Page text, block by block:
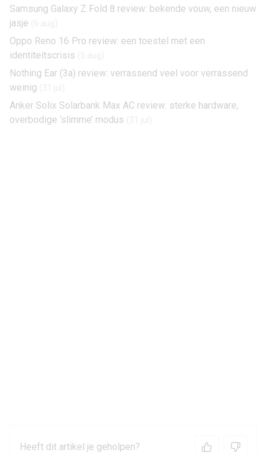
Samsung Galaxy Z Fold 8 review: bekende vouw, een nieuw
jasje
Oppo Reno 16 Pro review: een toestel met een
identiteitscrisis
Nothing Ear (3a) review: verrassend veel voor verrassend
weinig
Anker Solix Solarbank Max AC review: sterke hardware,
overbodige ‘slimme’ modus
Heeft dit artikel je geholpen?